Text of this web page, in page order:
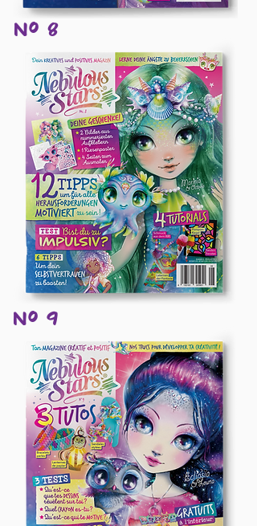
Nº 8
Nº 9